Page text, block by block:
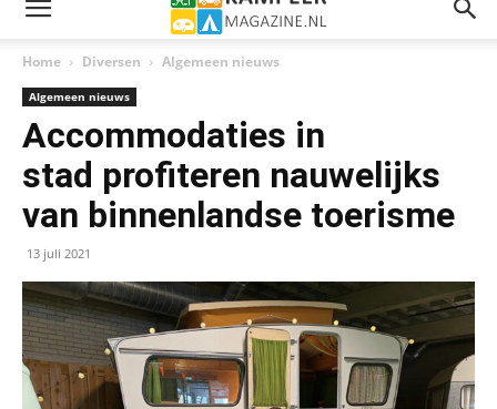
Home Diversen Algemeen nieuws
Algemeen nieuws
Accommodaties in
stad profiteren nauwelijks
van binnenlandse toerisme
13 juli 2021